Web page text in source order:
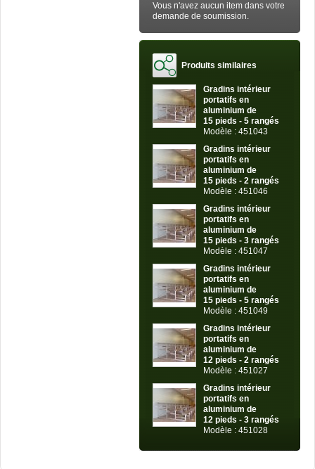
Vous n'avez aucun item dans votre
demande de soumission.
Produits similaires
Gradins intérieur
portatifs en
aluminium de
15 pieds - 5 rangés
Modèle : 451043
Gradins intérieur
portatifs en
aluminium de
15 pieds - 2 rangés
Modèle : 451046
Gradins intérieur
portatifs en
aluminium de
15 pieds - 3 rangés
Modèle : 451047
Gradins intérieur
portatifs en
aluminium de
15 pieds - 5 rangés
Modèle : 451049
Gradins intérieur
portatifs en
aluminium de
12 pieds - 2 rangés
Modèle : 451027
Gradins intérieur
portatifs en
aluminium de
12 pieds - 3 rangés
Modèle : 451028